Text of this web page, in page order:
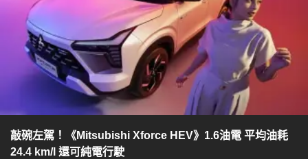
敲碗左駕！《Mitsubishi Xforce HEV》1.6油電 平均油耗
24.4 km/l 還可純電行駛